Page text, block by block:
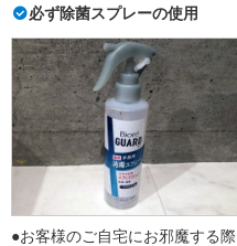
必ず除菌スプレーの使用
●お客様のご自宅にお邪魔する際